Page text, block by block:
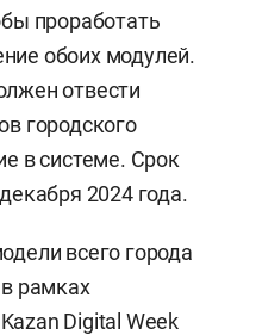
проработать
обоих модулей.
отвести
городского
в системе. Срок
2024 года.
всего города
рамках
Digital Week